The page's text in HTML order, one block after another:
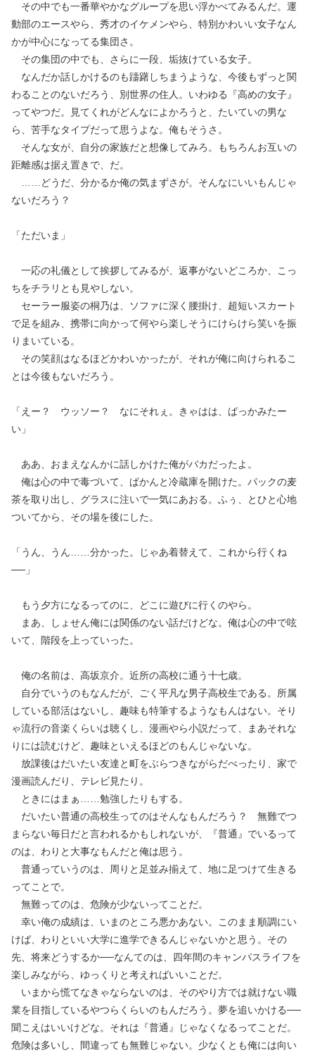
その中でも一番華やかなグループを思い浮かべてみるんだ。運
動部のエースやら、秀才のイケメンやら、特別かわいい女子なん
かが中心になってる集団さ。
その集団の中でも、さらに一段、垢抜けている女子。
なんだか話しかけるのも躊躇しちまうような、今後もずっと関
わることのないだろう、別世界の住人。いわゆる『高めの女子』
ってやつだ。見てくれがどんなによかろうと、たいていの男な
ら、苦手なタイプだって思うよな。俺もそうさ。
そんな女が、自分の家族だと想像してみろ。もちろんお互いの
距離感は据え置きで、だ。
……どうだ、分かるか俺の気まずさが。そんなにいいもんじゃ
ないだろう？
「ただいま」
一応の礼儀として挨拶してみるが、返事がないどころか、こっ
ちをチラリとも見やしない。
セーラー服姿の桐乃は、ソファに深く腰掛け、超短いスカート
で足を組み、携帯に向かって何やら楽しそうにけらけら笑いを振
りまいている。
その笑顔はなるほどかわいかったが、それが俺に向けられるこ
とは今後もないだろう。
「えー？ ウッソー？ なにそれぇ。きゃはは、ばっかみたー
い」
ああ、おまえなんかに話しかけた俺がバカだったよ。
俺は心の中で毒づいて、ぱかんと冷蔵庫を開けた。パックの麦
茶を取り出し、グラスに注いで一気にあおる。ふぅ、とひと心地
ついてから、その場を後にした。
「うん、うん……分かった。じゃあ着替えて、これから行くね
──」
もう夕方になるってのに、どこに遊びに行くのやら。
まあ、しょせん俺には関係のない話だけどな。俺は心の中で呟
いて、階段を上っていった。
俺の名前は、高坂京介。近所の高校に通う十七歳。
自分でいうのもなんだが、ごく平凡な男子高校生である。所属
している部活はないし、趣味も特筆するようなもんはない。そり
ゃ流行の音楽くらいは聴くし、漫画やら小説だって、まあそれな
りには読むけど、趣味といえるほどのもんじゃないな。
放課後はだいたい友達と町をぶらつきながらだべったり、家で
漫画読んだり、テレビ見たり。
ときにはまぁ……勉強したりもする。
だいたい普通の高校生ってのはそんなもんだろう？ 無難でつ
まらない毎日だと言われるかもしれないが、『普通』でいるって
のは、わりと大事なもんだと俺は思う。
普通っていうのは、周りと足並み揃えて、地に足つけて生きる
ってことで。
無難ってのは、危険が少ないってことだ。
幸い俺の成績は、いまのところ悪かあない。このまま順調にい
けば、わりといい大学に進学できるんじゃないかと思う。その
先、将来どうするか──なんてのは、四年間のキャンパスライフを
楽しみながら、ゆっくりと考えればいいことだ。
いまから慌てなきゃならないのは、そのやり方では就けない職
業を目指しているやつらくらいのもんだろう。夢を追いかける──
聞こえはいいけどな。それは『普通』じゃなくなるってことだ。
危険は多いし、間違っても無難じゃない。少なくとも俺には向い